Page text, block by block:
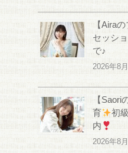
【Aira
セッシ
で♪
2026年8
【Saori
育
初
内
2026年8